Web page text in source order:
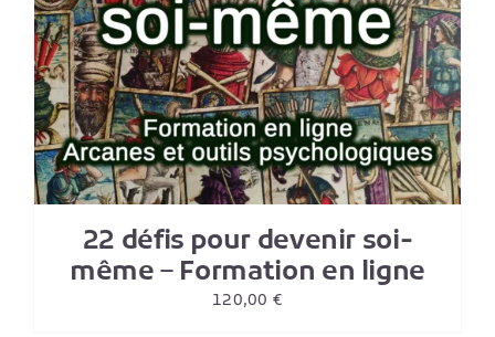
22 défis pour devenir soi-
même – Formation en ligne
120,00 €